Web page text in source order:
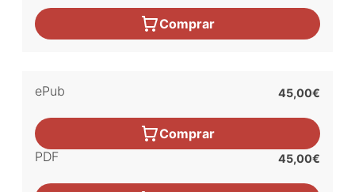
Comprar
ePub 45,00€
Comprar
PDF
45,00€